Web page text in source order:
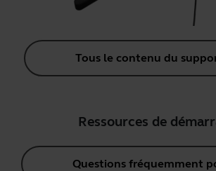
Tous le contenu du
Ressources de
Questions fréquemment